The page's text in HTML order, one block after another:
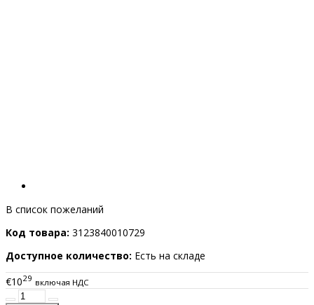
В список пожеланий
Код товара: 3123840010729
Доступное количество: Есть на складе
€1029 включая НДС